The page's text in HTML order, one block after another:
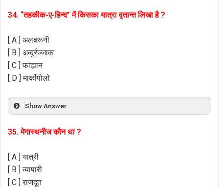
34. “तहकीक-ए-हिन्द” में किसका यात्रा वृतान्त लिखा है ?
[ A ] अलबरूनी
[ B ] अब्दुर्रज्जाक
[ C ] फाह्यान
[ D ] मार्कोपोलो
Show Answer
35. मेगास्थनीज कौन था ?
[ A ] यात्री
[ B ] व्यापारी
[ C ] राजदूत